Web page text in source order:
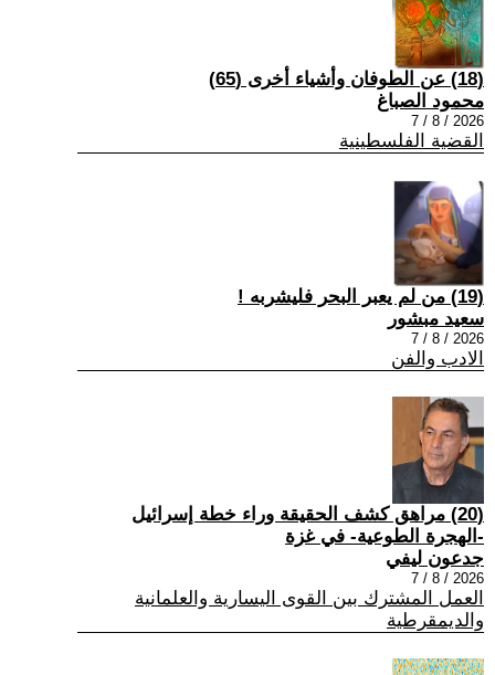
(18) عن الطوفان وأشياء أخرى (65)
محمود الصباغ
2026 / 8 / 7
القضية الفلسطينية
(19) من لم يعبر البحر فليشربه !
سعيد مبشور
2026 / 8 / 7
الادب والفن
(20) مراهق كشف الحقيقة وراء خطة إسرائيل
-الهجرة الطوعية- في غزة
جدعون ليفي
2026 / 8 / 7
العمل المشترك بين القوى اليسارية والعلمانية
والديمقرطية